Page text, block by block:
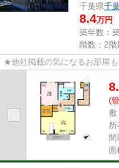
千葉県千
8.4万円
築年数：
階数：2階
★他社掲載の気になるお部屋
(
敷
所
面